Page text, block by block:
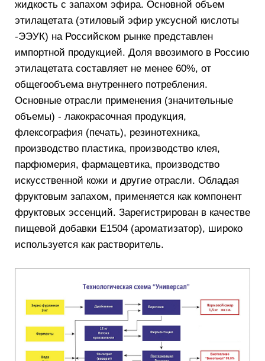
жидкость с запахом эфира. Основной объем
этилацетата (этиловый эфир уксусной кислоты
-ЭЭУК) на Российском рынке представлен
импортной продукцией. Доля ввозимого в Россию
этилацетата составляет не менее 60%, от
общегообъема внутреннего потребления.
Основные отрасли применения (значительные
объемы) - лакокрасочная продукция,
флексография (печать), резинотехника,
производство пластика, производство клея,
парфюмерия, фармацевтика, производство
искусственной кожи и другие отрасли. Обладая
фруктовым запахом, применяется как компонент
фруктовых эссенций. Зарегистрирован в качестве
пищевой добавки Е1504 (ароматизатор), широко
используется как растворитель.